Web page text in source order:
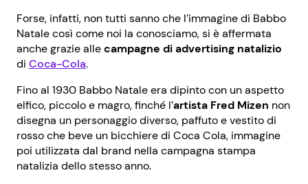
Forse, infatti, non tutti sanno che l’immagine di Babbo
Natale così come noi la conosciamo, si è affermata
anche grazie allecampagne di advertising natalizio
di Coca-Cola.
Fino al 1930 Babbo Natale era dipinto con un aspetto
elfico, piccolo e magro, finché l’artista Fred Mizen non
disegna un personaggio diverso, paffuto e vestito di
rosso che beve un bicchiere di Coca Cola, immagine
poi utilizzata dal brand nella campagna stampa
natalizia dello stesso anno.